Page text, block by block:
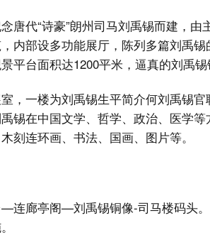
唐代“诗豪”朗州司马刘禹锡而建，
内部设多功能展厅，陈列多篇刘禹
平台面积达1200平米，逼真的刘禹锡
，一楼为刘禹锡生平简介何刘禹锡
锡在中国文学、哲学、政治、医学
刻连环画、书法、国画、图片等。
连廊亭阁—刘禹锡铜像-司马楼码头